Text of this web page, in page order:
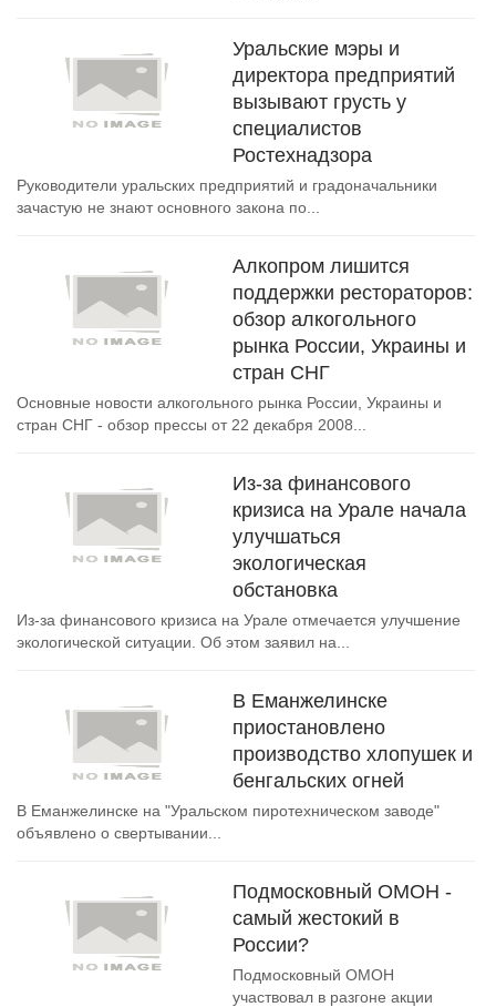
Уральские мэры и
директора предприятий
вызывают грусть у
специалистов
Ростехнадзора
Руководители уральских предприятий и градоначальники
зачастую не знают основного закона по...
Алкопром лишится
поддержки рестораторов:
обзор алкогольного
рынка России, Украины и
стран СНГ
Основные новости алкогольного рынка России, Украины и
стран СНГ - обзор прессы от 22 декабря 2008...
Из-за финансового
кризиса на Урале начала
улучшаться
экологическая
обстановка
Из-за финансового кризиса на Урале отмечается улучшение
экологической ситуации. Об этом заявил на...
В Еманжелинске
приостановлено
производство хлопушек и
бенгальских огней
В Еманжелинске на "Уральском пиротехническом заводе"
объявлено о свертывании...
Подмосковный ОМОН -
самый жестокий в
России?
Подмосковный ОМОН
участвовал в разгоне акции